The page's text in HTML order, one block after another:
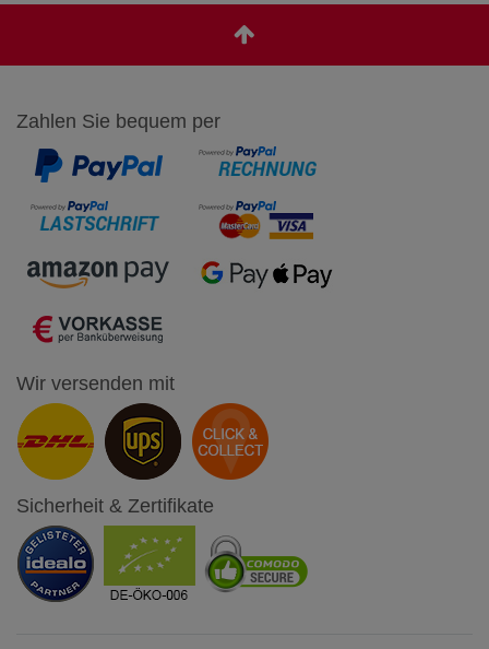
Zahlen Sie bequem per
Wir versenden mit
Sicherheit & Zertifikate